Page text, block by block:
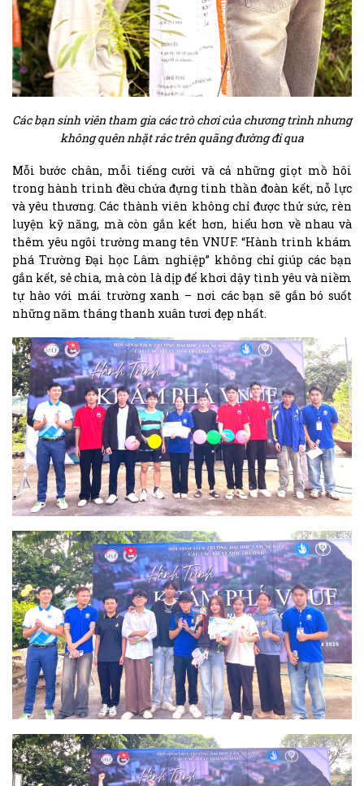
Các bạn sinh viên tham gia các trò chơi của chương trình nhưng
không quên nhặt rác trên quãng đường đi qua
Mỗi bước chân, mỗi tiếng cười và cả những giọt mồ hôi
trong hành trình đều chứa đựng tinh thần đoàn kết, nỗ lực
và yêu thương. Các thành viên không chỉ được thử sức, rèn
luyện kỹ năng, mà còn gắn kết hơn, hiểu hơn về nhau và
thêm yêu ngôi trường mang tên VNUF. “Hành trình khám
phá Trường Đại học Lâm nghiệp” không chỉ giúp các bạn
gắn kết, sẻ chia, mà còn là dịp để khơi dậy tình yêu và niềm
tự hào với mái trường xanh – nơi các bạn sẽ gắn bó suốt
những năm tháng thanh xuân tươi đẹp nhất.